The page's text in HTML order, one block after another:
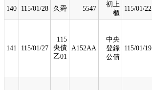
140 115/01/28 久舜 5547
初上
櫃
115/01/22
141 115/01/27
115
央債
乙01
A152AA
中央
登錄
公債
115/01/19